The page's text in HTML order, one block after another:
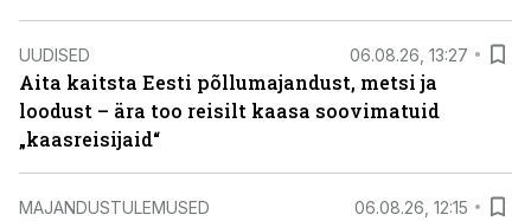
UUDISED 06.08.26, 13:27
Aita kaitsta Eesti põllumajandust, metsi ja
loodust – ära too reisilt kaasa soovimatuid
„kaasreisijaid“
MAJANDUSTULEMUSED 06.08.26, 12:15